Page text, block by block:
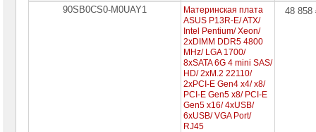
90SB0CS0-M0UAY1
Материнская плата
ASUS P13R-E/ ATX/
Intel Pentium/ Xeon/
2xDIMM DDR5 4800
MHz/ LGA 1700/
8xSATA 6G 4 mini SAS/
HD/ 2xM.2 22110/
2xPCI-E Gen4 x4/ x8/
PCI-E Gen5 x8/ PCI-E
Gen5 x16/ 4xUSB/
6xUSB/ VGA Port/
RJ45
48